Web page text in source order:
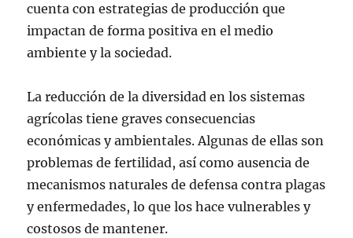
cuenta con estrategias de producción que
impactan de forma positiva en el medio
ambiente y la sociedad.
La reducción de la diversidad en los sistemas
agrícolas tiene graves consecuencias
económicas y ambientales. Algunas de ellas son
problemas de fertilidad, así como ausencia de
mecanismos naturales de defensa contra plagas
y enfermedades, lo que los hace vulnerables y
costosos de mantener.